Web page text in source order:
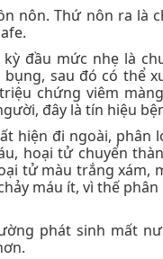
nôn. Thứ nôn ra là
đầu mức nhẹ là
sau đó có thể
chứng viêm
đây là tín hiệu
hiện đi ngoài, phân
hoại tử chuyển
tử màu trắng xám,
máu ít, vì thế
phát sinh mất